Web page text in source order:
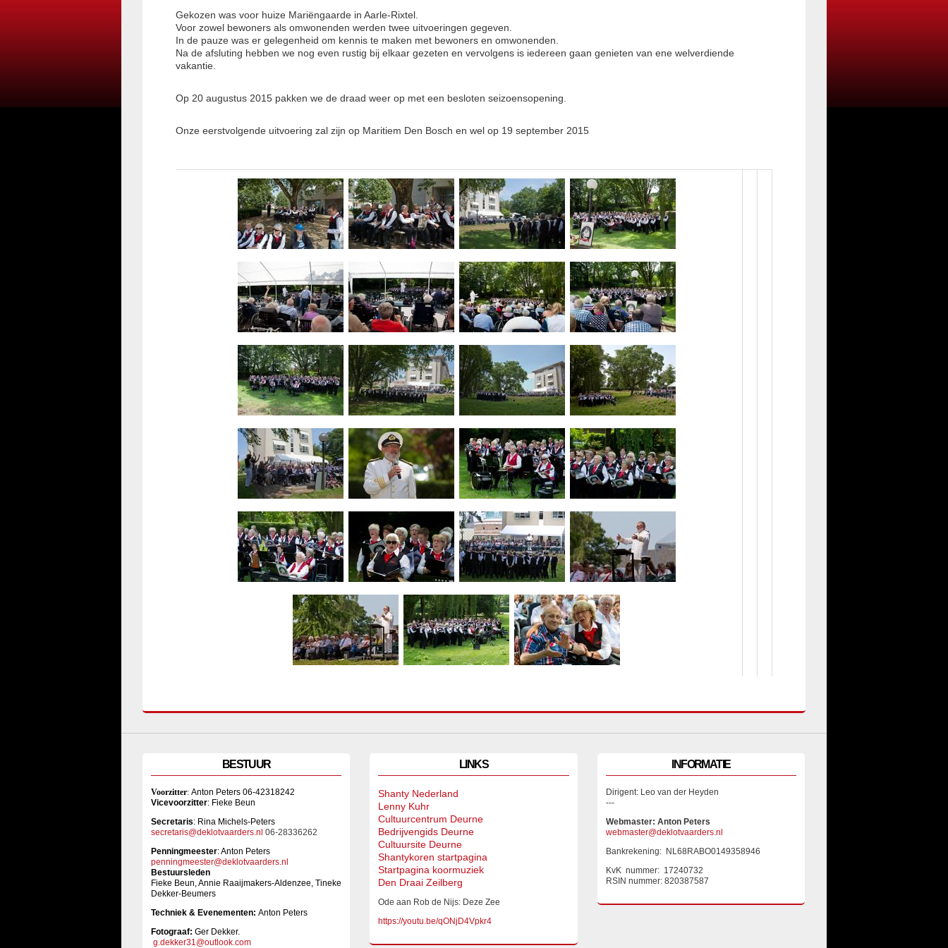
Gekozen was voor huize Mariëngaarde in Aarle-Rixtel.
Voor zowel bewoners als omwonenden werden twee uitvoeringen gegeven.
In de pauze was er gelegenheid om kennis te maken met bewoners en omwonenden.
Na de afsluting hebben we nog even rustig bij elkaar gezeten en vervolgens is iedereen gaan genieten van ene welverdiende
vakantie.
Op 20 augustus 2015 pakken we de draad weer op met een besloten seizoensopening.
Onze eerstvolgende uitvoering zal zijn op Maritiem Den Bosch en wel op 19 september 2015
BESTUUR
Voorzitter: Anton Peters 06-42318242
Vicevoorzitter: Fieke Beun
Secretaris: Rina Michels-Peters
secretaris@deklotvaarders.nl 06-28336262
Penningmeester: Anton Peters
penningmeester@deklotvaarders.nl
Bestuursleden
Fieke Beun, Annie Raaijmakers-Aldenzee, Tineke
Dekker-Beumers
Techniek & Evenementen: Anton Peters
Fotograaf: Ger Dekker.
g.dekker31@outlook.com
LINKS
Shanty Nederland
Lenny Kuhr
Cultuurcentrum Deurne
Bedrijvengids Deurne
Cultuursite Deurne
Shantykoren startpagina
Startpagina koormuziek
Den Draai Zeilberg
Ode aan Rob de Nijs: Deze Zee
https://youtu.be/qONjD4Vpkr4
INFORMATIE
Dirigent: Leo van der Heyden
---
Webmaster: Anton Peters
webmaster@deklotvaarders.nl
Bankrekening: NL68RABO0149358946
KvK nummer: 17240732
RSIN nummer: 820387587